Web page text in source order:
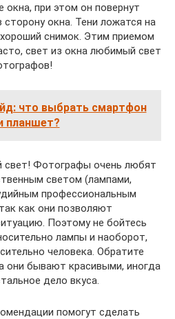
окна, при этом он повернут
окна. Тени ложатся на
снимок. Этим приемом
свет из окна любимый свет
что выбрать смартфон
планшет?
свет! Фотографы очень любят
светом (лампами,
профессиональным
как они позволяют
Поэтому не бойтесь
лампы и наоборот,
человека. Обратите
они бывают красивыми, иногда
дело вкуса.
помогут сделать